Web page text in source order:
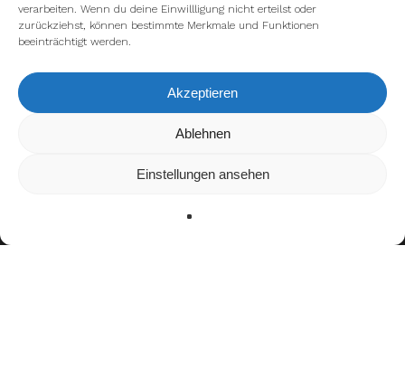
verarbeiten. Wenn du deine Einwillligung nicht erteilst oder
zurückziehst, können bestimmte Merkmale und Funktionen
beeinträchtigt werden.
Akzeptieren
Ablehnen
Einstellungen ansehen
Wir verwenden Cookies, um dir die bestmögliche Erfahrung auf
kannst du erfahren, welche Cookies wir
verwenden oder sie ausschalten.